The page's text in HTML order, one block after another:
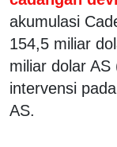
akumulasi
154,5 miliar
miliar dolar
intervensi
AS.